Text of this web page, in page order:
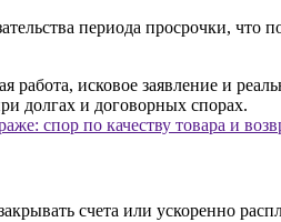
периода просрочки, что
спор по качеству товара и
счета или ускоренно